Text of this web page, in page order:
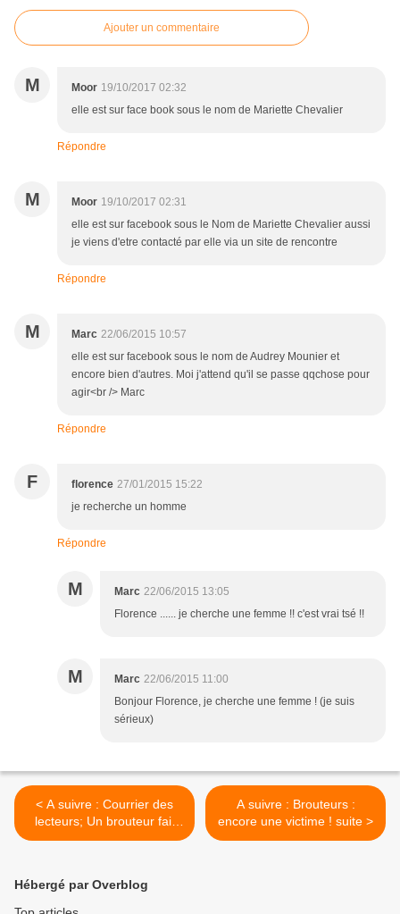
Ajouter un commentaire
M Moor 19/10/2017 02:32
elle est sur face book sous le nom de Mariette Chevalier
Répondre
M Moor 19/10/2017 02:31
elle est sur facebook sous le Nom de Mariette Chevalier aussi
je viens d'etre contacté par elle via un site de rencontre
Répondre
M Marc 22/06/2015 10:57
elle est sur facebook sous le nom de Audrey Mounier et
encore bien d'autres. Moi j'attend qu'il se passe qqchose pour
agir<br /> Marc
Répondre
F florence 27/01/2015 15:22
je recherche un homme
Répondre
M Marc 22/06/2015 13:05
Florence ...... je cherche une femme !! c'est vrai tsé !!
M Marc 22/06/2015 11:00
Bonjour Florence, je cherche une femme ! (je suis
sérieux)
< A suivre : Courrier des
lecteurs; Un brouteur fait
encore une victime
A suivre : Brouteurs :
encore une victime ! suite >
Hébergé par Overblog